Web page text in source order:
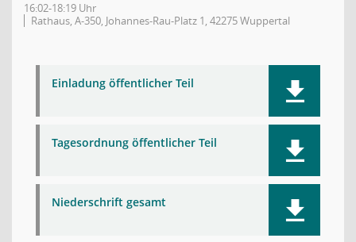
16:02-18:19 Uhr
Rathaus, A-350, Johannes-Rau-Platz 1, 42275 Wuppertal
Einladung öffentlicher Teil
Tagesordnung öffentlicher Teil
Niederschrift gesamt